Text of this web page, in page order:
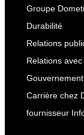
Groupe
Durabilité
Relations
Relations
Carrière chez
fournisseur